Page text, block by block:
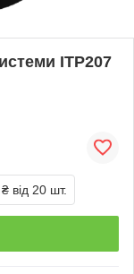
ITP207
від 20 шт.